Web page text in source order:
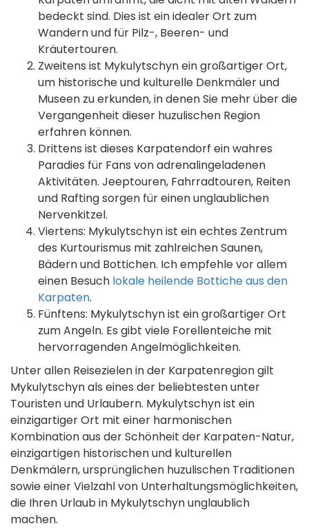
bedeckt sind. Dies ist ein idealer Ort zum
Wandern und für Pilz-, Beeren- und
Kräutertouren.
Zweitens ist Mykulytschyn ein großartiger Ort,
um historische und kulturelle Denkmäler und
Museen zu erkunden, in denen Sie mehr über die
Vergangenheit dieser huzulischen Region
erfahren können.
Drittens ist dieses Karpatendorf ein wahres
Paradies für Fans von adrenalingeladenen
Aktivitäten. Jeeptouren, Fahrradtouren, Reiten
und Rafting sorgen für einen unglaublichen
Nervenkitzel.
Viertens: Mykulytschyn ist ein echtes Zentrum
des Kurtourismus mit zahlreichen Saunen,
Bädern und Bottichen. Ich empfehle vor allem
einen Besuch lokale heilende Bottiche aus den
Karpaten.
Fünftens: Mykulytschyn ist ein großartiger Ort
zum Angeln. Es gibt viele Forellenteiche mit
hervorragenden Angelmöglichkeiten.
Unter allen Reisezielen in der Karpatenregion gilt
Mykulytschyn als eines der beliebtesten unter
Touristen und Urlaubern. Mykulytschyn ist ein
einzigartiger Ort mit einer harmonischen
Kombination aus der Schönheit der Karpaten-Natur,
einzigartigen historischen und kulturellen
Denkmälern, ursprünglichen huzulischen Traditionen
sowie einer Vielzahl von Unterhaltungsmöglichkeiten,
die Ihren Urlaub in Mykulytschyn unglaublich
machen.